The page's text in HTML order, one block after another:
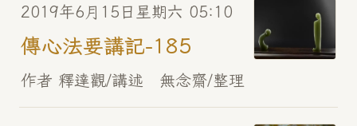
2019年6月15日星期六 05:10
傳心法要講記-185
作者 釋達觀/講述 無念齋/整理